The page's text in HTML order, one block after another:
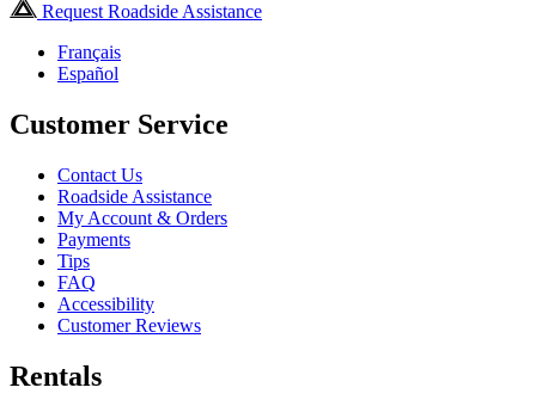
Request Roadside Assistance
Français
Español
Customer Service
Contact Us
Roadside Assistance
My Account & Orders
Payments
Tips
FAQ
Accessibility
Customer Reviews
Rentals